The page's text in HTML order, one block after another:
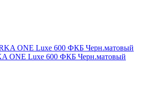
ONE Luxe 600 ФКБ Черн.матовый